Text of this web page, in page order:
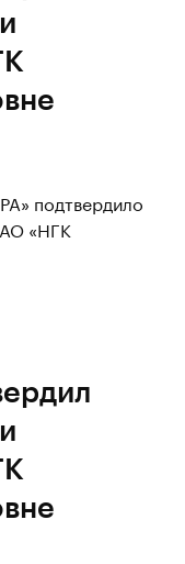
подтвердило
«НГК